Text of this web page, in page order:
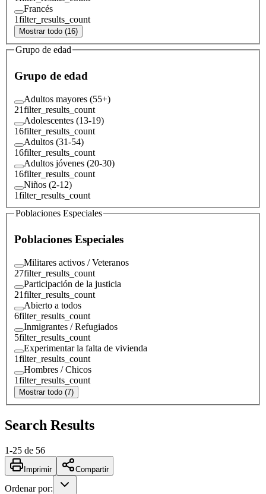
Francés
1filter_results_count
Mostrar todo (16)
Grupo de edad
Grupo de edad
Adultos mayores (55+)
21filter_results_count
Adolescentes (13-19)
16filter_results_count
Adultos (31-54)
16filter_results_count
Adultos jóvenes (20-30)
16filter_results_count
Niños (2-12)
1filter_results_count
Poblaciones Especiales
Poblaciones Especiales
Militares activos / Veteranos
27filter_results_count
Participación de la justicia
21filter_results_count
Abierto a todos
6filter_results_count
Inmigrantes / Refugiados
5filter_results_count
Experimentar la falta de vivienda
1filter_results_count
Hombres / Chicos
1filter_results_count
Mostrar todo (7)
Search Results
1-25 de 56
Imprimir Compartir
Ordenar por: